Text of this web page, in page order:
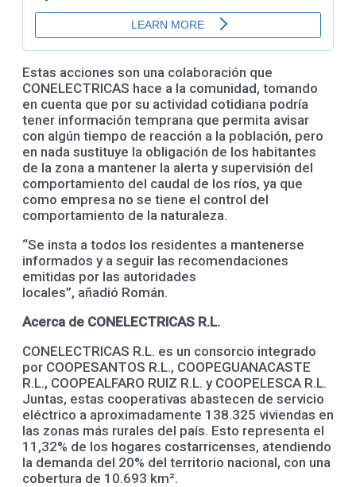
Estas acciones son una colaboración que
CONELECTRICAS hace a la comunidad, tomando
en cuenta que por su actividad cotidiana podría
tener información temprana que permita avisar
con algún tiempo de reacción a la población, pero
en nada sustituye la obligación de los habitantes
de la zona a mantener la alerta y supervisión del
comportamiento del caudal de los ríos, ya que
como empresa no se tiene el control del
comportamiento de la naturaleza.
“Se insta a todos los residentes a mantenerse
informados y a seguir las recomendaciones
emitidas por las autoridades
locales”, añadió Román.
Acerca de CONELECTRICAS R.L.
CONELECTRICAS R.L. es un consorcio integrado
por COOPESANTOS R.L., COOPEGUANACASTE
R.L., COOPEALFARO RUIZ R.L. y COOPELESCA R.L.
Juntas, estas cooperativas abastecen de servicio
eléctrico a aproximadamente 138.325 viviendas en
las zonas más rurales del país. Esto representa el
11,32% de los hogares costarricenses, atendiendo
la demanda del 20% del territorio nacional, con una
cobertura de 10.693 km².